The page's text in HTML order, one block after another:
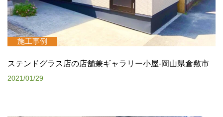
施工事例
ステンドグラス店の店舗兼ギャラリー小屋-岡山県倉敷市
2021/01/29